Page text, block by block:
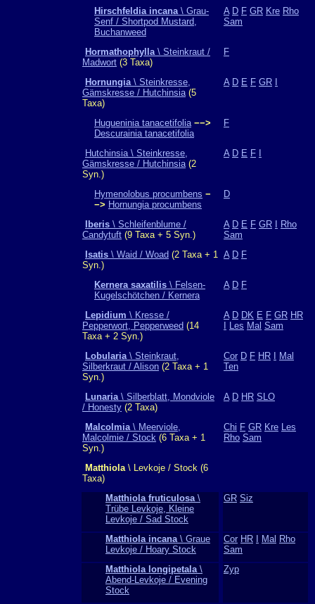
Hirschfeldia incana\ Grau-
Senf / Shortpod Mustard,
Buchanweed
A D F GR Kre Rho
Sam
Hormathophylla\ Steinkraut /
Madwort (3 Taxa)
F
Hornungia\ Steinkresse,
Gämskresse / Hutchinsia(5
Taxa)
A D E F GR
Hugueninia tanacetifolia −−>
Descurainia tanacetifolia
F
Hutchinsia \ Steinkresse,
Gämskresse / Hutchinsia(2
Syn.)
A D E F
Hymenolobus procumbens −
−> Hornungia procumbens
D
Iberis \ Schleifenblume /
Candytuft (9 Taxa + 5 Syn.)
A D E F GR
Rho
Sam
Isatis \ Waid / Woad (2 Taxa + 1
Syn.)
A D F
Kernera saxatilis \ Felsen-
Kugelschötchen / Kernera
A D F
Lepidium \ Kresse /
Pepperwort, Pepperweed (14
Taxa + 2 Syn.)
A D DK E F GR HR
Les Mal Sam
Lobularia\ Steinkraut,
Silberkraut / Alison (2 Taxa + 1
Syn.)
Cor D F HR
Mal
Ten
Lunaria\ Silberblatt, Mondviole
/ Honesty (2 Taxa)
A D HR SLO
Malcolmia\ Meerviole,
Malcolmie / Stock (6 Taxa + 1
Syn.)
Chi F GR Kre Les
Rho Sam
Matthiola\ Levkoje / Stock (6
Taxa)
Matthiola fruticulosa\
Trübe Levkoje, Kleine
Levkoje / Sad Stock
GR Siz
Matthiola incana\ Graue
Levkoje / Hoary Stock
Cor HR Mal Rho
Sam
Matthiola longipetala\
Abend-Levkoje / Evening
Stock
Zyp